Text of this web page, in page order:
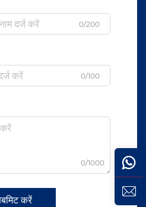
0/200
0/100
0/1000
करें